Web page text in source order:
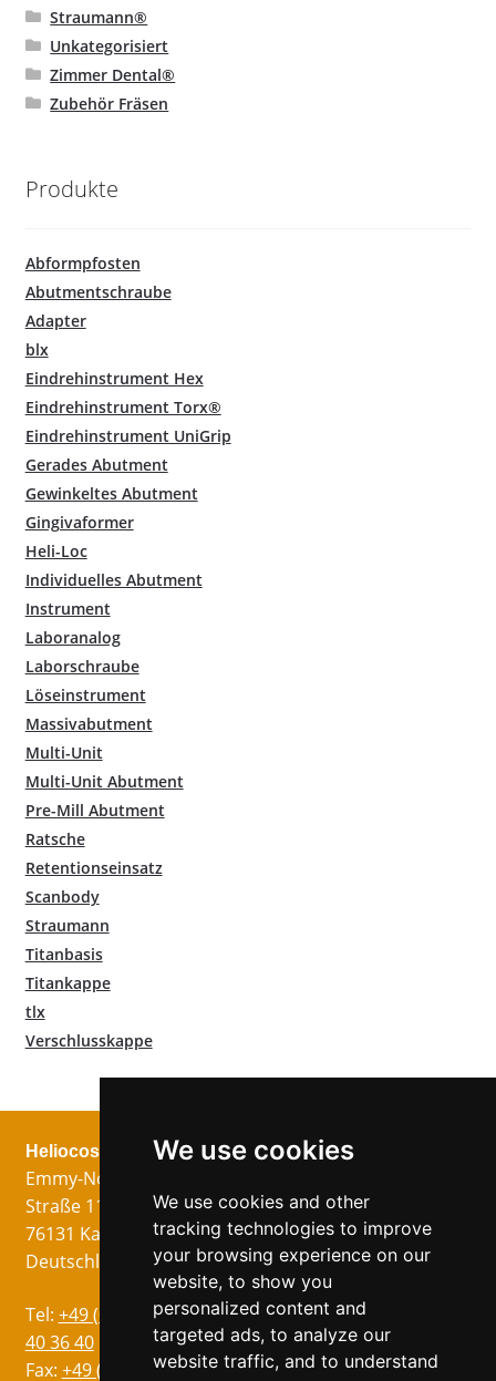
We use cookies
We use cookies and other
tracking technologies to improve
your browsing experience on our
website, to show you
personalized content and
targeted ads, to analyze our
website traffic, and to understand
Straumann®
Unkategorisiert
Zimmer Dental®
Zubehör Fräsen
Produkte
Abformpfosten
Abutmentschraube
Adapter
blx
Eindrehinstrument Hex
Eindrehinstrument Torx®
Eindrehinstrument UniGrip
Gerades Abutment
Gewinkeltes Abutment
Gingivaformer
Heli-Loc
Individuelles Abutment
Instrument
Laboranalog
Laborschraube
Löseinstrument
Massivabutment
Multi-Unit
Multi-Unit Abutment
Pre-Mill Abutment
Ratsche
Retentionseinsatz
Scanbody
Straumann
Titanbasis
Titankappe
tlx
Verschlusskappe
Heliocos GmbH
Emmy-Noether-
Straße 11
76131 Karlsruhe
Deutschland
Tel: +49 (0)721 75
40 36 40
Fax: +49 (0)721 75
Rechtliches
Datenschutz
AGB
Jetzt folgen!
Sprachen
Englisch
Italienisch